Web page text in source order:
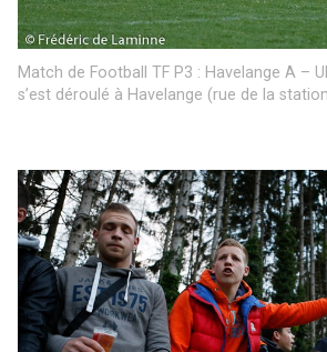
Match de Football TF P3 : Havelange A –
s’est déroulé à Havelange (rue de la